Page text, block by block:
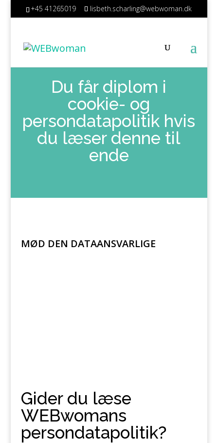
+45 41265019 lisbeth.scharling@webwoman.dk
Du får diplom i
cookie- og
persondatapolitik hvis
du læser denne til
ende
MØD DEN DATAANSVARLIGE
Gider du læse
WEBwomans
persondatapolitik?